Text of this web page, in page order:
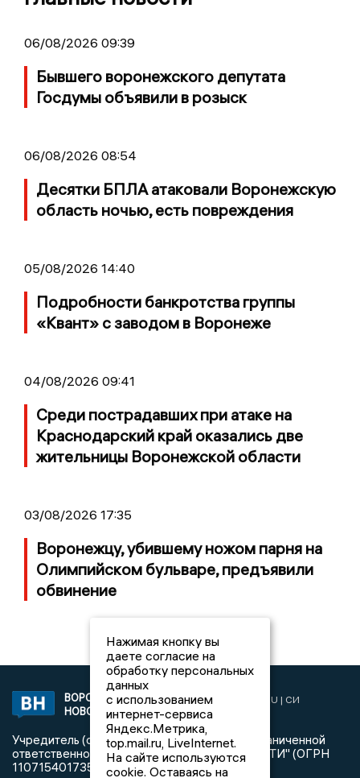
06/08/2026 09:39
Бывшего воронежского депутата
Госдумы объявили в розыск
06/08/2026 08:54
Десятки БПЛА атаковали Воронежскую
область ночью, есть повреждения
05/08/2026 14:40
Подробности банкротства группы
«Квант» с заводом в Воронеже
04/08/2026 09:41
Среди пострадавших при атаке на
Краснодарский край оказались две
жительницы Воронежской области
03/08/2026 17:35
Воронежцу, убившему ножом парня на
Олимпийском бульваре, предъявили
обвинение
ВОРОНЕЖСКИЕ
НОВОСТИ
2019 © VORONEZHNEWS.RU | СИ
«Воронежские новости»
Учредитель (соучредители): Общество с ограниченной
ответственностью "РЕГИОНАЛЬНЫЕ НОВОСТИ" (ОГРН
1107154017354)
Нажимая кнопку вы
даете согласие на
обработку персональных
данных
с использованием
интернет-сервиса
Яндекс.Метрика,
top.mail.ru, LiveInternet.
На сайте используются
cookie. Оставаясь на